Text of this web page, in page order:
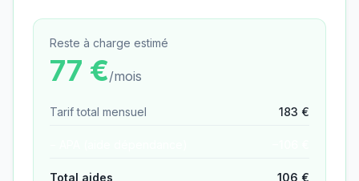
Reste à charge estimé
77 €/mois
Tarif total mensuel 183 €
Total aides 106 €